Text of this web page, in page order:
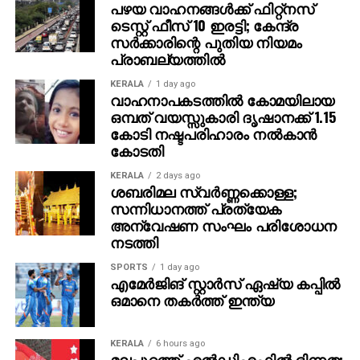
ചെയ്തപ്പോൾ അറുപത്തിനായിരത്തിൽപ്പരം കാഴ്ചക്കാർ
നിറഞ്ഞ ഇവന്റിലെ സദസ്സ് ഹർഷാരവം കൊണ്ട്
വേദിയെ ധന്യമാക്കി. ഐമാക്‌സിലാണ് ചിത്രം
ഒരുങ്ങുന്നത് എന്നതിനാല്‍ തന്നെ തിയേറ്ററുകളില്‍
ഗംഭീരമായ കാഴ്ചാനുഭൂതി
സമ്മാനിക്കുമെന്നുറപ്പാണ്.ബാഹുബലിയും ആർ ആർ
ആറും ഒരുക്കിയ രാജമൗലിയുടെ ബ്രഹ്മാണ്ഡ ചിത്രം
വാരണാസി 2027ൽ തിയേറ്ററുകളിലേക്കെത്തും. പി ആർ
ഓ ആൻഡ് മാർക്കറ്റിംഗ് സ്ട്രാറ്റജിസ്റ്റ് : പ്രതീഷ് ശേഖർ.
പഴയ വാഹനങ്ങള്‍ക്ക് ഫിറ്റ്‌നസ്
ടെസ്റ്റ് ഫീസ് 10 ഇരട്ടി; കേന്ദ്ര
സര്‍ക്കാരിന്റെ പുതിയ നിയമം
പ്രാബല്യത്തില്‍
KERALA 1 day ago
വാഹനാപകടത്തില്‍ കോമയിലായ
ഒമ്പത് വയസ്സുകാരി ദൃഷാനക്ക് 1.15
കോടി നഷ്ടപരിഹാരം നല്‍കാന്‍
കോടതി
KERALA 2 days ago
ശബരിമല സ്വര്‍ണ്ണക്കൊള്ള;
സന്നിധാനത്ത് പ്രത്യേക
അന്വേഷണ സംഘം പരിശോധന
നടത്തി
SPORTS 1 day ago
എമേര്‍ജിങ് സ്റ്റാര്‍സ് ഏഷ്യ കപ്പില്‍
ഒമാനെ തകര്‍ത്ത് ഇന്ത്യ
KERALA 6 hours ago